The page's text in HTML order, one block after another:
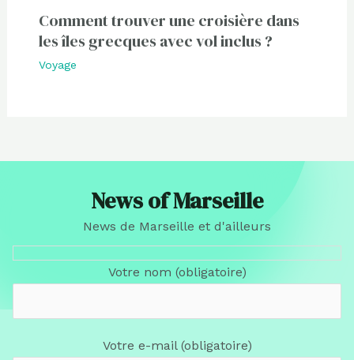
Comment trouver une croisière dans
les îles grecques avec vol inclus ?
Voyage
News of Marseille
News de Marseille et d'ailleurs
Votre nom (obligatoire)
Votre e-mail (obligatoire)